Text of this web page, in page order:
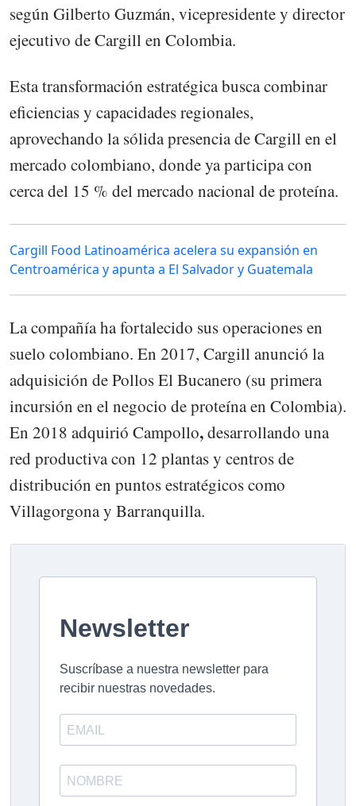
según Gilberto Guzmán, vicepresidente y director
ejecutivo de Cargill en Colombia.
Esta transformación estratégica busca combinar
eficiencias y capacidades regionales,
aprovechando la sólida presencia de Cargill en el
mercado colombiano, donde ya participa con
cerca del 15 % del mercado nacional de proteína.
Cargill Food Latinoamérica acelera su expansión en
Centroamérica y apunta a El Salvador y Guatemala
La compañía ha fortalecido sus operaciones en
suelo colombiano. En 2017, Cargill anunció la
adquisición de Pollos El Bucanero (su primera
incursión en el negocio de proteína en Colombia).
En 2018 adquirió Campollo​​​​​,desarrollando una
red productiva con 12 plantas y centros de
distribución en puntos estratégicos como
Villagorgona y Barranquilla.